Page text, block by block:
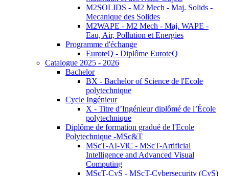
M2SOLIDS - M2 Mech - Maj. Solids -
Mecanique des Solides
M2WAPE - M2 Mech - Maj. WAPE -
Eau, Air, Pollution et Energies
Programme d'échange
EuroteQ - Diplôme EuroteQ
Catalogue 2025 - 2026
Bachelor
BX - Bachelor of Science de l'Ecole
polytechnique
Cycle Ingénieur
X - Titre d’Ingénieur diplômé de l’École
polytechnique
Diplôme de formation gradué de l'Ecole
Polytechnique -MSc&T
MScT-AI-ViC - MScT-Artificial
Intelligence and Advanced Visual
Computing
MScT-CyS - MScT-Cybersecurity (CyS)